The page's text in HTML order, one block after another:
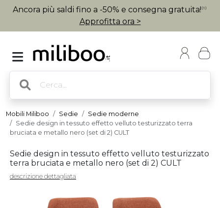
Ancora più saldi fino a -50% e consegna gratuita! (1)
Approfitta ora >
Mobili Miliboo Sedie
Sedie moderne
Sedie design in tessuto effetto velluto testurizzato terra
bruciata e metallo nero (set di 2) CULT
Sedie design in tessuto effetto velluto testurizzato
terra bruciata e metallo nero (set di 2) CULT
descrizione dettagliata